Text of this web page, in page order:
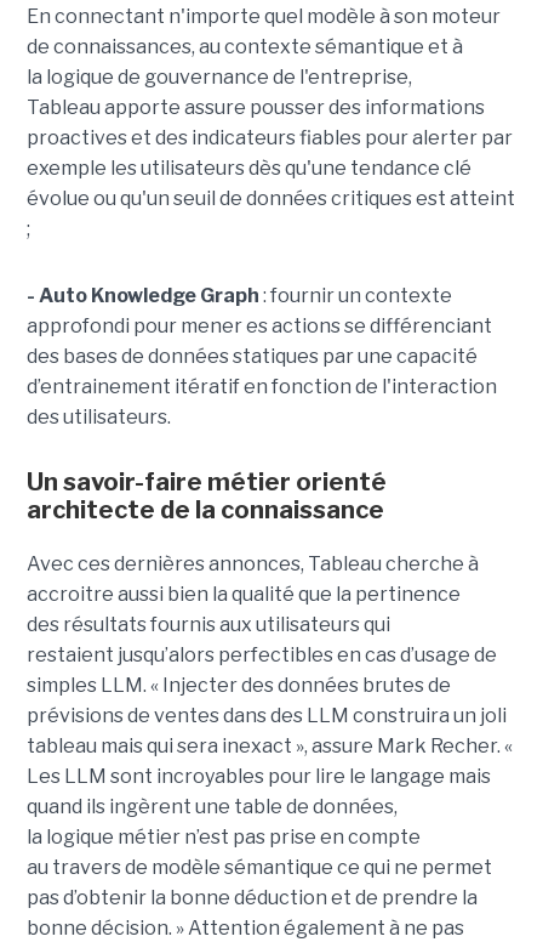
En connectant n'importe quel modèle à son moteur
de connaissances, au contexte sémantique et à
la logique de gouvernance de l'entreprise,
Tableau apporte assure pousser des informations
proactives et des indicateurs fiables pour alerter par
exemple les utilisateurs dès qu'une tendance clé
évolue ou qu'un seuil de données critiques est atteint
;
- Auto Knowledge Graph : fournir un contexte
approfondi pour mener es actions se différenciant
des bases de données statiques par une capacité
d’entrainement itératif en fonction de l'interaction
des utilisateurs.
Un savoir-faire métier orienté
architecte de la connaissance
Avec ces dernières annonces, Tableau cherche à
accroitre aussi bien la qualité que la pertinence
desrésultats fournis aux utilisateurs qui
restaient jusqu’alors perfectiblesen cas d’usage de
simples LLM. « Injecterdes données brutes de
prévisions de ventes dans des LLM construira un joli
tableau mais qui sera inexact », assure Mark Recher. «
Les LLM sont incroyables pour lire le langage mais
quand ils ingèrent une table de données,
la logique métier n’est pas prise en compte
au travers de modèle sémantique ce qui ne permet
pas d’obtenir la bonne déduction et de prendre la
bonne décision. »Attention également à ne pas